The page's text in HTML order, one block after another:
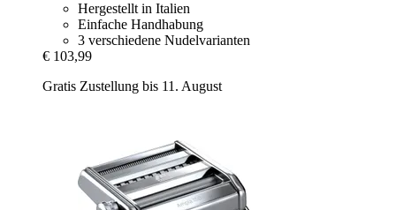
Hergestellt in Italien
Einfache Handhabung
3 verschiedene Nudelvarianten
€ 103,99
Gratis Zustellung bis 11. August